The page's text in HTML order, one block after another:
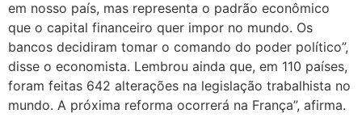
em nosso país, mas representa o padrão econômico
que o capital financeiro quer impor no mundo. Os
bancos decidiram tomar o comando do poder político”,
disse o economista. Lembrou ainda que, em 110 países,
foram feitas 642 alterações na legislação trabalhista no
mundo. A próxima reforma ocorrerá na França”, afirma.